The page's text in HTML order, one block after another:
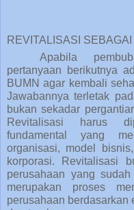
REVITALISASI
Apabila
pertanyaan berikutnya
BUMN agar kembali
Jawabannya terletak
bukan sekadar
Revitalisasi harus
fundamental yang
organisasi, model
korporasi. Revitalisasi
perusahaan yang
merupakan proses
perusahaan berdasarkan